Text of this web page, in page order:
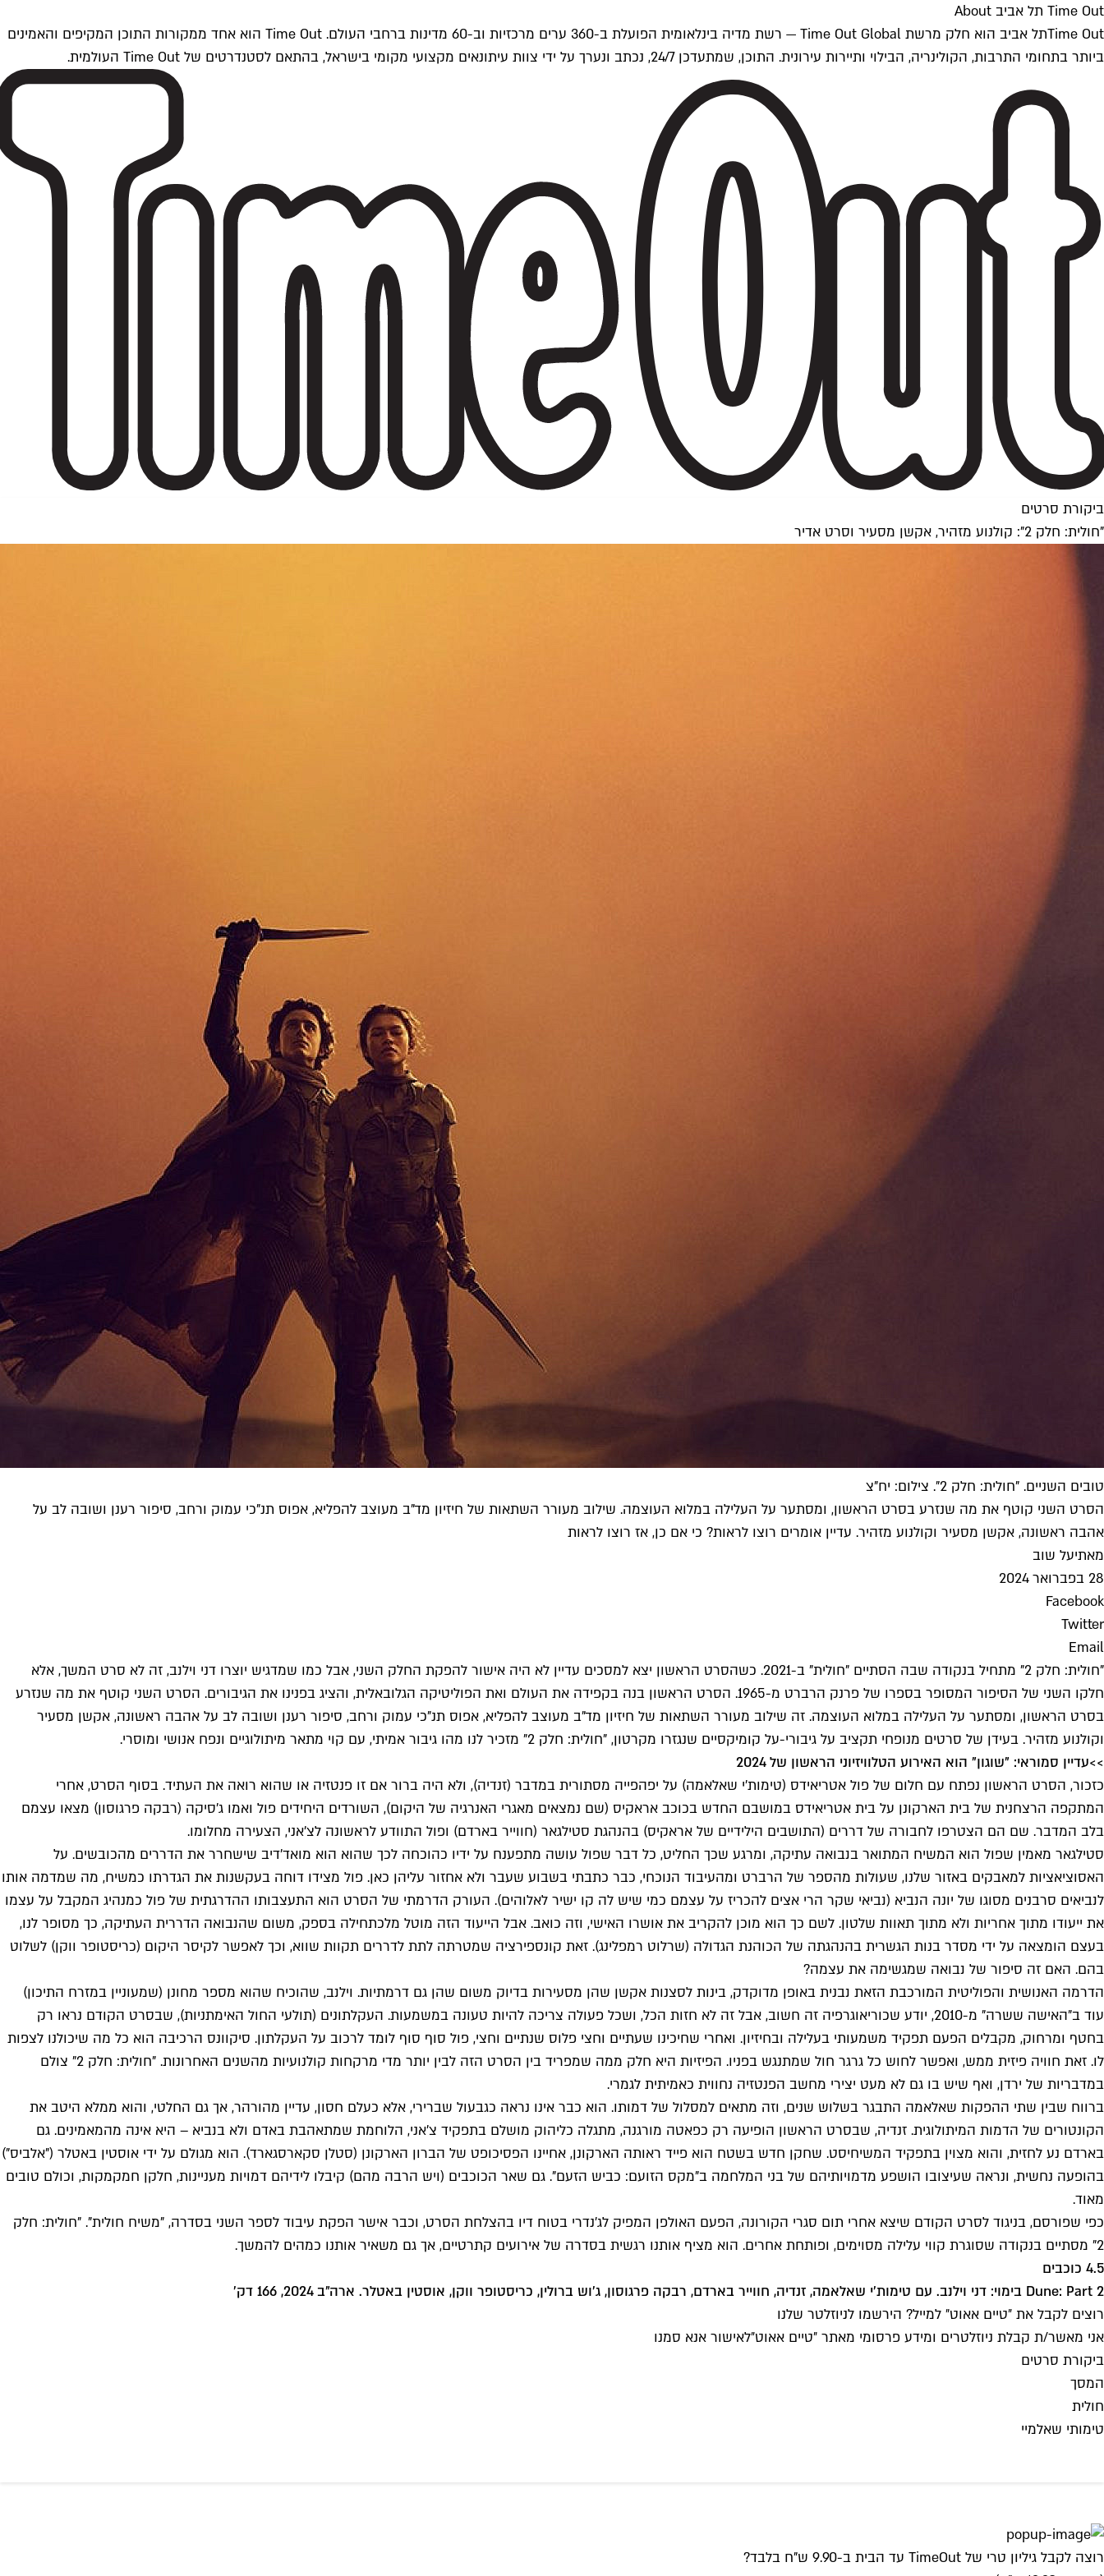
Time Out תל אביב About
Time Outתל אביב הוא חלק מרשת Time Out Global — רשת מדיה בינלאומית הפועלת ב-360 ערים מרכזיות וב-60 מדינות ברחבי העולם. Time Out הוא אחד ממקורות התוכן המקיפים והאמינים
ביותר בתחומי התרבות, הקולינריה, הבילוי ותיירות עירונית. התוכן, שמתעדכן 24/7, נכתב ונערך על ידי צוות עיתונאים מקצועי מקומי בישראל, בהתאם לסטנדרטים של Time Out העולמית.
ביקורת סרטים
"חולית: חלק 2": קולנוע מזהיר, אקשן מסעיר וסרט אדיר
טובים השניים. "חולית: חלק 2". צילום: יח"צ
הסרט השני קוטף את מה שנזרע בסרט הראשון, ומסתער על העלילה במלוא העוצמה. שילוב מעורר השתאות של חיזיון מד"ב מעוצב להפליא, אפוס תנ"כי עמוק ורחב, סיפור רענן ושובה לב על
אהבה ראשונה, אקשן מסעיר וקולנוע מזהיר. עדיין אומרים רוצו לראות? כי אם כן, אז רוצו לראות
מאתיעל שוב
28 בפברואר 2024
Facebook
Twitter
Email
"חולית: חלק 2" מתחיל בנקודה שבה הסתיים "חולית" ב-2021. כשהסרט הראשון יצא למסכים עדיין לא היה אישור להפקת החלק השני, אבל כמו שמדגיש יוצרו דני וילנב, זה לא סרט המשך, אלא
חלקו השני של הסיפור המסופר בספרו של פרנק הרברט מ-1965. הסרט הראשון בנה בקפידה את העולם ואת הפוליטיקה הגלובאלית, והציג בפנינו את הגיבורים. הסרט השני קוטף את מה שנזרע
בסרט הראשון, ומסתער על העלילה במלוא העוצמה. זה שילוב מעורר השתאות של חיזיון מד"ב מעוצב להפליא, אפוס תנ"כי עמוק ורחב, סיפור רענן ושובה לב על אהבה ראשונה, אקשן מסעיר
וקולנוע מזהיר. בעידן של סרטים מנופחי תקציב על גיבורי-על קומיקסיים שנגזרו מקרטון, "חולית: חלק 2" מזכיר לנו מהו גיבור אמיתי, עם קוי מתאר מיתולוגיים ונפח אנושי ומוסרי.
>>עדיין סמוראי: "שוגון" הוא האירוע הטלוויזיוני הראשון של 2024
כזכור, הסרט הראשון נפתח עם חלום של פול אטריאידס (טימות'י שאלאמה) על יפהפייה מסתורית במדבר (זנדיה), ולא היה ברור אם זו פנטזיה או שהוא רואה את העתיד. בסוף הסרט, אחרי
המתקפה הרצחנית של בית הארקונן על בית אטריאידס במושבם החדש בכוכב אראקיס (שם נמצאים מאגרי האנרגיה של היקום), השורדים היחידים פול ואמו ג'סיקה (רבקה פרגוסון) מצאו עצמם
בלב המדבר. שם הם הצטרפו לחבורה של דררים (התושבים הילידיים של אראקיס) בהנהגת סטילגאר (חווייר בארדם) ופול התוודע לראשונה לצ'אני, הצעירה מחלומו.
סטילגאר מאמין שפול הוא המשיח המתואר בנבואה עתיקה, ומרגע שכך החליט, כל דבר שפול עושה מתפענח על ידיו כהוכחה לכך שהוא הוא מואד'דיב שישחרר את הדררים מהכובשים. על
האסוציאציות למאבקים באזור שלנו, שעולות מהספר של הרברט ומהעיבוד הנוכחי, כבר כתבתי בשבוע שעבר ולא אחזור עליהן כאן. פול מצידו דוחה בעקשנות את הגדרתו כמשיח, מה שמדמה אותו
לנביאים סרבנים מסוגו של יונה הנביא (נביאי שקר הרי אצים להכריז על עצמם כמי שיש לה קו ישיר לאלוהים). העורק הדרמתי של הסרט הוא התעצבותו ההדרגתית של פול כמנהיג המקבל על עצמו
את ייעודו מתוך אחריות ולא מתוך תאוות שלטון. לשם כך הוא מוכן להקריב את אושרו האישי, וזה כואב. אבל הייעוד הזה מוטל מלכתחילה בספק, משום שהנבואה הדררית העתיקה, כך מסופר לנו,
בעצם הומצאה על ידי מסדר בנות הגשרית בהנהגתה של הכוהנת הגדולה (שרלוט רמפלינג). זאת קונספירציה שמטרתה לתת לדררים תקוות שווא, וכך לאפשר לקיסר היקום (כריסטופר ווקן) לשלוט
בהם. האם זה סיפור של נבואה שמגשימה את עצמה?
הדרמה האנושית והפוליטית המורכבת הזאת נבנית באופן מדוקדק, בינות לסצנות אקשן שהן מסעירות בדיוק משום שהן גם דרמתיות. וילנב, שהוכיח שהוא מספר מחונן (שמעוניין במזרח התיכון)
עוד ב"האישה ששרה" מ-2010, יודע שכוריאוגרפיה זה חשוב, אבל זה לא חזות הכל, ושכל פעולה צריכה להיות טעונה במשמעות. העקלתונים (תולעי החול האימתניות), שבסרט הקודם נראו רק
בחטף ומרחוק, מקבלים הפעם תפקיד משמעותי בעלילה ובחיזיון. ואחרי שחיכינו שעתיים וחצי פלוס שנתיים וחצי, פול סוף סוף לומד לרכוב על העקלתון. סיקוונס הרכיבה הוא כל מה שיכולנו לצפות
לו. זאת חוויה פיזית ממש, ואפשר לחוש כל גרגר חול שמתנגש בפניו. הפיזיות היא חלק ממה שמפריד בין הסרט הזה לבין יותר מדי מרקחות קולנועיות מהשנים האחרונות. "חולית: חלק 2" צולם
במדבריות של ירדן, ואף שיש בו גם לא מעט יצירי מחשב הפנטזיה נחווית כאמיתית לגמרי.
ברווח שבין שתי ההפקות שאלאמה התבגר בשלוש שנים, וזה מתאים למסלול של דמותו. הוא כבר אינו נראה כגבעול שברירי, אלא כעלם חסון, עדיין מהורהר, אך גם החלטי, והוא ממלא היטב את
הקונטורים של הדמות המיתולוגית. זנדיה, שבסרט הראשון הופיעה רק כפאטה מורגנה, מתגלה כליהוק מושלם בתפקיד צ'אני, הלוחמת שמתאהבת באדם ולא בנביא – היא אינה מהמאמינים. גם
בארדם נע לחזית, והוא מצוין בתפקיד המשיחיסט. שחקן חדש בשטח הוא פייד ראותה הארקונן, אחיינו הפסיכופט של הברון הארקונן (סטלן סקארסגארד). הוא מגולם על ידי אוסטין באטלר ("אלביס")
בהופעה נחשית, ונראה שעיצובו הושפע מדמויותיהם של בני המלחמה ב"מקס הזועם: כביש הזעם". גם שאר הכוכבים (ויש הרבה מהם) קיבלו לידיהם דמויות מעניינות, חלקן חמקמקות, וכולם טובים
מאוד.
כפי שפורסם, בניגוד לסרט הקודם שיצא אחרי תום סגרי הקורונה, הפעם האולפן המפיק לג'נדרי בטוח דיו בהצלחת הסרט, וכבר אישר הפקת עיבוד לספר השני בסדרה, "משיח חולית". "חולית: חלק
2" מסתיים בנקודה שסוגרת קווי עלילה מסוימים, ופותחת אחרים. הוא מציף אותנו רגשית בסדרה של אירועים קתרטיים, אך גם משאיר אותנו כמהים להמשך.
4.5 כוכבים
Dune: Part 2 בימוי: דני וילנב. עם טימות'י שאלאמה, זנדיה, חווייר בארדם, רבקה פרגוסון, ג'וש ברולין, כריסטופר ווקן, אוסטין באטלר. ארה"ב 2024, 166 דק'
רוצים לקבל את ״טיים אאוט״ למייל? הירשמו לניוזלטר שלנו
אני מאשר/ת קבלת ניוזלטרים ומידע פרסומי מאתר ״טיים אאוט״לאישור אנא סמנו
ביקורת סרטים
המסך
חולית
טימותי שאלמיי
רוצה לקבל גיליון טרי של TimeOut עד הבית ב-9.90 ש"ח בלבד?